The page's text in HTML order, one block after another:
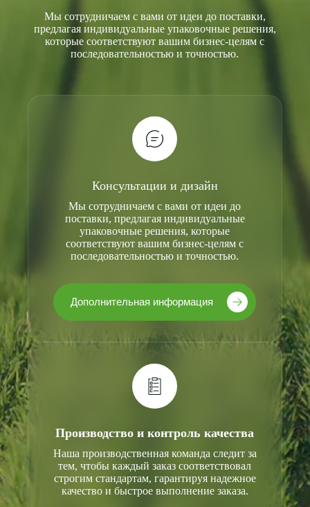
Мы сотрудничаем с вами от идеи до поставки,
предлагая индивидуальные упаковочные решения,
которые соответствуют вашим бизнес-целям с
последовательностью и точностью.
Консультации и дизайн
Мы сотрудничаем с вами от идеи до
поставки, предлагая индивидуальные
упаковочные решения, которые
соответствуют вашим бизнес-целям с
последовательностью и точностью.
Дополнительная информация
Производство и контроль качества
Наша производственная команда следит за
тем, чтобы каждый заказ соответствовал
строгим стандартам, гарантируя надежное
качество и быстрое выполнение заказа.